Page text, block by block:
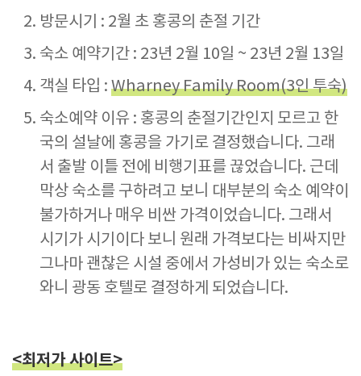
방문시기 : 2월 초 홍콩의 춘절 기간
숙소 예약기간 : 23년 2월 10일 ~ 23년 2월 13일
객실 타입 : Wharney Family Room(3인 투숙)
숙소예약 이유 : 홍콩의 춘절기간인지 모르고 한
국의 설날에 홍콩을 가기로 결정했습니다. 그래
서 출발 이틀 전에 비행기표를 끊었습니다. 근데
막상 숙소를 구하려고 보니 대부분의 숙소 예약이
불가하거나 매우 비싼 가격이었습니다. 그래서
시기가 시기이다 보니 원래 가격보다는 비싸지만
그나마 괜찮은 시설 중에서 가성비가 있는 숙소로
와니 광동 호텔로 결정하게 되었습니다.
<최저가 사이트>